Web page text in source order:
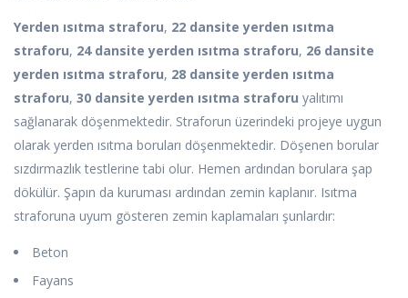
Yerden ısıtma straforu, 22 dansite yerden ısıtma
straforu, 24 dansite yerden ısıtma straforu, 26 dansite
yerden ısıtma straforu, 28 dansite yerden ısıtma
straforu, 30 dansite yerden ısıtma straforu yalıtımı
sağlanarak döşenmektedir. Straforun üzerindeki projeye uygun
olarak yerden ısıtma boruları döşenmektedir. Döşenen borular
sızdırmazlık testlerine tabi olur. Hemen ardından borulara şap
dökülür. Şapın da kuruması ardından zemin kaplanır. Isıtma
straforuna uyum gösteren zemin kaplamaları şunlardır:
Beton
Fayans